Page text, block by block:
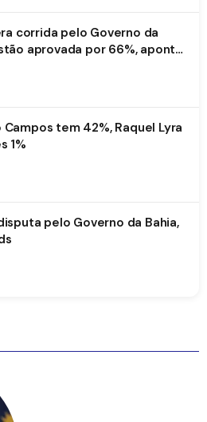
corrida pelo Governo da
aprovada por 66%, aponta
tem 42%, Raquel Lyra
1%
pelo Governo da Bahia,